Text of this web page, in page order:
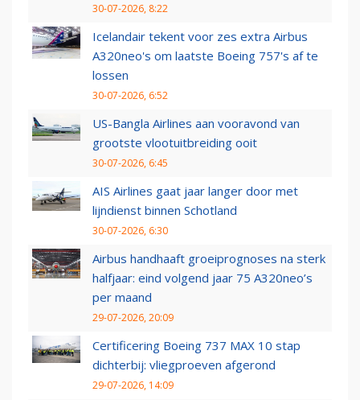
30-07-2026, 8:22
Icelandair tekent voor zes extra Airbus
A320neo's om laatste Boeing 757's af te
lossen
30-07-2026, 6:52
US-Bangla Airlines aan vooravond van
grootste vlootuitbreiding ooit
30-07-2026, 6:45
AIS Airlines gaat jaar langer door met
lijndienst binnen Schotland
30-07-2026, 6:30
Airbus handhaaft groeiprognoses na sterk
halfjaar: eind volgend jaar 75 A320neo’s
per maand
29-07-2026, 20:09
Certificering Boeing 737 MAX 10 stap
dichterbij: vliegproeven afgerond
29-07-2026, 14:09